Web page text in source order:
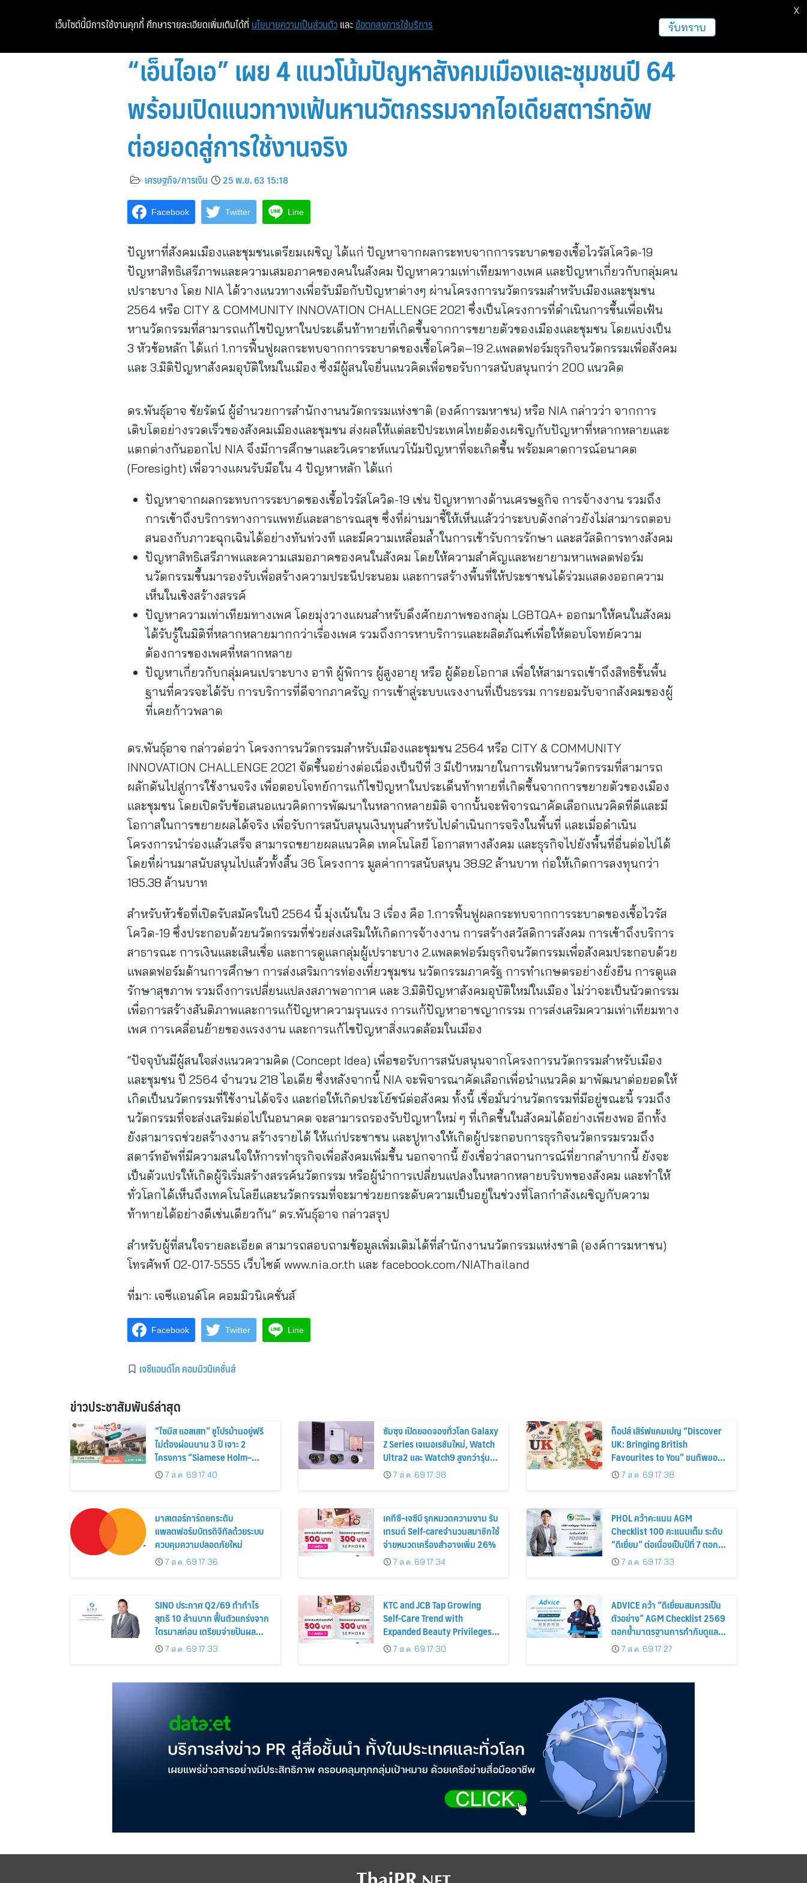
“เอ็นไอเอ” เผย 4 แนวโน้มปัญหาสังคมเมืองและชุมชนปี 64
พร้อมเปิดแนวทางเฟ้นหานวัตกรรมจากไอเดียสตาร์ทอัพ
ต่อยอดสู่การใช้งานจริง
เศรษฐกิจ/การเงิน 25 พ.ย. 63 15:18
Facebook Twitter Line
ปัญหาที่สังคมเมืองและชุมชนเตรียมเผชิญ ได้แก่ ปัญหาจากผลกระทบจากการระบาดของเชื้อไวรัสโควิด-19
ปัญหาสิทธิเสรีภาพและความเสมอภาคของคนในสังคม ปัญหาความเท่าเทียมทางเพศ และปัญหาเกี่ยวกับกลุ่มคน
เปราะบาง โดย NIA ได้วางแนวทางเพื่อรับมือกับปัญหาต่างๆ ผ่านโครงการนวัตกรรมสำหรับเมืองและชุมชน
2564 หรือ CITY & COMMUNITY INNOVATION CHALLENGE 2021 ซึ่งเป็นโครงการที่ดำเนินการขึ้นเพื่อเฟ้น
หานวัตกรรมที่สามารถแก้ไขปัญหาในประเด็นท้าทายที่เกิดขึ้นจากการขยายตัวของเมืองและชุมชน โดยแบ่งเป็น
3 หัวข้อหลัก ได้แก่ 1.การฟื้นฟูผลกระทบจากการระบาดของเชื้อโควิด–19 2.แพลตฟอร์มธุรกิจนวัตกรรมเพื่อสังคม
และ 3.มิติปัญหาสังคมอุบัติใหม่ในเมือง ซึ่งมีผู้สนใจยื่นแนวคิดเพื่อขอรับการสนับสนุนกว่า 200 แนวคิด
ดร.พันธุ์อาจ ชัยรัตน์ ผู้อำนวยการสำนักงานนวัตกรรมแห่งชาติ (องค์การมหาชน) หรือ NIA กล่าวว่า จากการ
เติบโตอย่างรวดเร็วของสังคมเมืองและชุมชน ส่งผลให้แต่ละปีประเทศไทยต้องเผชิญกับปัญหาที่หลากหลายและ
แตกต่างกันออกไป NIA จึงมีการศึกษาและวิเคราะห์แนวโน้มปัญหาที่จะเกิดขึ้น พร้อมคาดการณ์อนาคต
(Foresight) เพื่อวางแผนรับมือใน 4 ปัญหาหลัก ได้แก่
ปัญหาจากผลกระทบการระบาดของเชื้อไวรัสโควิด-19 เช่น ปัญหาทางด้านเศรษฐกิจ การจ้างงาน รวมถึง
การเข้าถึงบริการทางการแพทย์และสาธารณสุข ซึ่งที่ผ่านมาชี้ให้เห็นแล้วว่าระบบดังกล่าวยังไม่สามารถตอบ
สนองกับภาวะฉุกเฉินได้อย่างทันท่วงที และมีความเหลื่อมล้ำในการเข้ารับการรักษา และสวัสดิการทางสังคม
ปัญหาสิทธิเสรีภาพและความเสมอภาคของคนในสังคม โดยให้ความสำคัญและพยายามหาแพลตฟอร์ม
นวัตกรรมขึ้นมารองรับเพื่อสร้างความประนีประนอม และการสร้างพื้นที่ให้ประชาชนได้ร่วมแสดงออกความ
เห็นในเชิงสร้างสรรค์
ปัญหาความเท่าเทียมทางเพศ โดยมุ่งวางแผนสำหรับดึงศักยภาพของกลุ่ม LGBTQA+ ออกมาให้คนในสังคม
ได้รับรู้ในมิติที่หลากหลายมากกว่าเรื่องเพศ รวมถึงการหาบริการและผลิตภัณฑ์เพื่อให้ตอบโจทย์ความ
ต้องการของเพศที่หลากหลาย
ปัญหาเกี่ยวกับกลุ่มคนเปราะบาง อาทิ ผู้พิการ ผู้สูงอายุ หรือ ผู้ด้อยโอกาส เพื่อให้สามารถเข้าถึงสิทธิขั้นพื้น
ฐานที่ควรจะได้รับ การบริการที่ดีจากภาครัญ การเข้าสู่ระบบแรงงานที่เป็นธรรม การยอมรับจากสังคมของผู้
ที่เคยก้าวพลาด
ดร.พันธุ์อาจ กล่าวต่อว่า โครงการนวัตกรรมสำหรับเมืองและชุมชน 2564 หรือ CITY & COMMUNITY
INNOVATION CHALLENGE 2021 จัดขึ้นอย่างต่อเนื่องเป็นปีที่ 3 มีเป้าหมายในการเฟ้นหานวัตกรรมที่สามารถ
ผลักดันไปสู่การใช้งานจริง เพื่อตอบโจทย์การแก้ไขปัญหาในประเด็นท้าทายที่เกิดขึ้นจากการขยายตัวของเมือง
และชุมชน โดยเปิดรับข้อเสนอแนวคิดการพัฒนาในหลากหลายมิติ จากนั้นจะพิจารณาคัดเลือกแนวคิดที่ดีและมี
โอกาสในการขยายผลได้จริง เพื่อรับการสนับสนุนเงินทุนสำหรับไปดำเนินการจริงในพื้นที่ และเมื่อดำเนิน
โครงการนำร่องแล้วเสร็จ สามารถขยายผลแนวคิด เทคโนโลยี โอกาสทางสังคม และธุรกิจไปยังพื้นที่อื่นต่อไปได้
โดยที่ผ่านมาสนับสนุนไปแล้วทั้งสิ้น 36 โครงการ มูลค่าการสนับสนุน 38.92 ล้านบาท ก่อให้เกิดการลงทุนกว่า
185.38 ล้านบาท
สำหรับหัวข้อที่เปิดรับสมัครในปี 2564 นี้ มุ่งเน้นใน 3 เรื่อง คือ 1.การฟื้นฟูผลกระทบจากการระบาดของเชื้อไวรัส
โควิด-19 ซึ่งประกอบด้วยนวัตกรรมที่ช่วยส่งเสริมให้เกิดการจ้างงาน การสร้างสวัสดิการสังคม การเข้าถึงบริการ
สาธารณะ การเงินและเสินเชื่อ และการดูแลกลุ่มผู้เปราะบาง 2.แพลตฟอร์มธุรกิจนวัตกรรมเพื่อสังคมประกอบด้วย
แพลตฟอร์มด้านการศึกษา การส่งเสริมการท่องเที่ยวชุมชน นวัตกรรมภาครัฐ การทำเกษตรอย่างยั่งยืน การดูแล
รักษาสุขภาพ รวมถึงการเปลี่ยนแปลงสภาพอากาศ และ 3.มิติปัญหาสังคมอุบัติใหม่ในเมือง ไม่ว่าจะเป็นนัวตกรรม
เพื่อการสร้างสันติภาพและการแก้ปัญหาความรุนแรง การแก้ปัญหาอาชญากรรม การส่งเสริมความเท่าเทียมทาง
เพศ การเคลื่อนย้ายของแรงงาน และการแก้ไขปัญหาสิ่งแวดล้อมในเมือง
“ปัจจุบันมีผู้สนใจส่งแนวความคิด (Concept Idea) เพื่อขอรับการสนับสนุนจากโครงการนวัตกรรมสำหรับเมือง
และชุมชน ปี 2564 จำนวน 218 ไอเดีย ซึ่งหลังจากนี้ NIA จะพิจารณาคัดเลือกเพื่อนำแนวคิด มาพัฒนาต่อยอดให้
เกิดเป็นนวัตกรรมที่ใช้งานได้จริง และก่อให้เกิดประโย์ชน์ต่อสังคม ทั้งนี้ เชื่อมั่นว่านวัตกรรมที่มีอยู่ขณะนี้ รวมถึง
นวัตกรรมที่จะส่งเสริมต่อไปในอนาคต จะสามารถรองรับปัญหาใหม่ ๆ ที่เกิดขึ้นในสังคมได้อย่างเพียงพอ อีกทั้ง
ยังสามารถช่วยสร้างงาน สร้างรายได้ ให้แก่ประชาชน และปูทางให้เกิดผู้ประกอบการธุรกิจนวัตกรรมรวมถึง
สตาร์ทอัพที่มีความสนใจให้การทำธุรกิจเพื่อสังคมเพิ่มขึ้น นอกจากนี้ ยังเชื่อว่าสถานการณ์ที่ยากลำบากนี้ ยังจะ
เป็นตัวแปรให้เกิดผู้ริเริ่มสร้างสรรค์นวัตกรรม หรือผู้นำการเปลี่ยนแปลงในหลากหลายบริบทของสังคม และทำให้
ทั่วโลกได้เห็นถึงเทคโนโลยีและนวัตกรรมที่จะมาช่วยยกระดับความเป็นอยู่ในช่วงที่โลกกำลังเผชิญกับความ
ท้าทายได้อย่างดีเช่นเดียวกัน” ดร.พันธุ์อาจ กล่าวสรุป
สำหรับผู้ที่สนใจรายละเอียด สามารถสอบถามข้อมูลเพิ่มเติมได้ที่สำนักงานนวัตกรรมแห่งชาติ (องค์การมหาชน)
โทรศัพท์ 02-017-5555 เว็บไซต์ www.nia.or.th และ facebook.com/NIAThailand
ที่มา: เจซีแอนด์โค คอมมิวนิเคชั่นส์
Facebook Twitter Line
เจซีแอนด์โค คอมมิวนิเคชั่นส์
ข่าวประชาสัมพันธ์ล่าสุด
“ไซมิส แอสเสท” ชูโปรบ้านอยู่ฟรี
ไม่ต้องผ่อนนาน 3 ปี เจาะ 2
โครงการ “Siamese Holm–
Siamese Blossom” พร้อม
ส่วนลดและสิทธิพิเศษถึง 31
7 ส.ค. 69 17:40
ซัมซุง เปิดยอดจองทั่วโลก Galaxy
Z Series เจเนอเรชันใหม่, Watch
Ultra2 และ Watch9 สูงกว่ารุ่น
ก่อนหน้ากว่า 30%
7 ส.ค. 69 17:38
ท็อปส์ เสิร์ฟแคมเปญ “Discover
UK: Bringing British
Favourites to You” ขนทัพของ
อร่อยและไอเท็มฮิตจากสหราช
อาณาจักร ส่งตรงถึงมือตั้งแต่วัน
7 ส.ค. 69 17:38
มาสเตอร์การ์ดยกระดับ
แพลตฟอร์มบัตรดิจิทัลด้วยระบบ
ควบคุมความปลอดภัยใหม่
7 ส.ค. 69 17:36
เคทีซี–เจซีบี รุกหมวดความงาม รับ
เทรนด์ Self-careจำนวนสมาชิกใช้
จ่ายหมวดเครื่องสำอางเพิ่ม 26%
7 ส.ค. 69 17:34
PHOL คว้าคะแนน AGM
Checklist 100 คะแนนเต็ม ระดับ
“ดีเยี่ยม” ต่อเนื่องเป็นปีที่ 7 ตอกย้ำ
การดำเนินธุรกิจตามหลักธรรมาภิ
บาล โปร่งใส สร้างความเชื่อมั่นผู้
7 ส.ค. 69 17:33
SINO ประกาศ Q2/69 ทำกำไร
สุทธิ 10 ล้านบาท ฟื้นตัวแกร่งจาก
ไตรมาสก่อน เตรียมจ่ายปันผล
ระหว่างกาล 0.014423 บาทต่อหุ้น
ครึ่งปีหลังมุ่งเติบโตต่อเนื่อง
7 ส.ค. 69 17:33
KTC and JCB Tap Growing
Self-Care Trend with
Expanded Beauty Privileges
Number of KTC JCB
Cardmembers Spending on
7 ส.ค. 69 17:30
ADVICE คว้า “ดีเยี่ยมสมควรเป็น
ตัวอย่าง” AGM Checklist 2569
ตอกย้ำมาตรฐานการกำกับดูแล
กิจการที่ดี
7 ส.ค. 69 17:27
เว็บไซต์นี้มีการใช้งานคุกกี้ ศึกษารายละเอียดเพิ่มเติมได้ที่ นโยบายความเป็นส่วนตัว และ ข้อตกลงการใช้บริการ รับทราบ
X